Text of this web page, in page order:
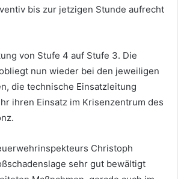
bis zur jetzigen Stunde aufrecht
von Stufe 4 auf Stufe 3. Die
nun wieder bei den jeweiligen
die technische Einsatzleitung
ihren Einsatz im Krisenzentrum des
Christoph
sehr gut bewältigt